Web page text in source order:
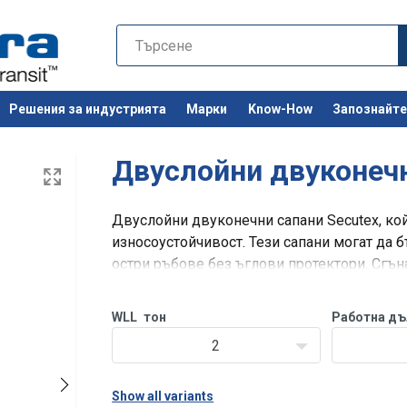
Решения за индустрията Марки Know-How
Останете
Двуслойни
Двуслойни двуконечни сапани Secutex,
износоустойчивост. Тези сапани могат да
остри ръбове без ъглови протектори.
Забележка!
WLL тон
2
Работна
Show all variants